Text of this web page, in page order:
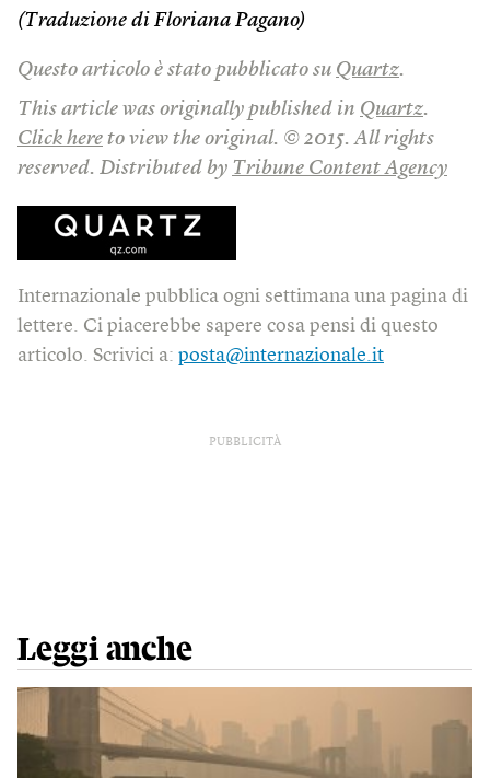
(Traduzione di Floriana Pagano)
Questo articolo è stato pubblicato su Quartz.
This article was originally published in Quartz.
Click here to view the original. © 2015. All rights
reserved. Distributed by Tribune Content Agency
Internazionale pubblica ogni settimana una pagina di
lettere. Ci piacerebbe sapere cosa pensi di questo
articolo. Scrivici a: posta@internazionale.it
PUBBLICITÀ
Leggi anche